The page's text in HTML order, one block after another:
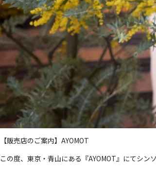
【販売店のご案内】AYOMOT
この度、東京・青山にある『AYOMOT』にてシン